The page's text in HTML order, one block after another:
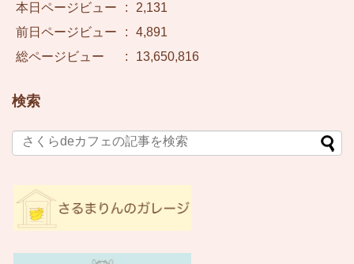
本日ページビュー :
2,131
前日ページビュー
:
4,891
総ページビュー
: 13,650,816
検索